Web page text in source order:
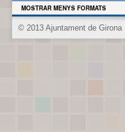
MOSTRAR MENYS FORMATS
© 2013 Ajuntament de Girona